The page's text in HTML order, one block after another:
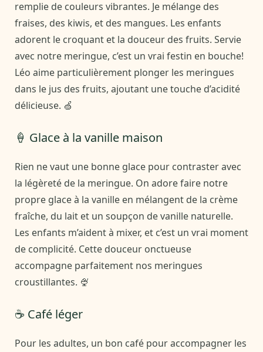
remplie de couleurs vibrantes. Je mélange des
fraises, des kiwis, et des mangues. Les enfants
adorent le croquant et la douceur des fruits. Servie
avec notre meringue, c’est un vrai festin en bouche!
Léo aime particulièrement plonger les meringues
dans le jus des fruits, ajoutant une touche d’acidité
délicieuse. 🍏
🍦 Glace à la vanille maison
Rien ne vaut une bonne glace pour contraster avec
la légèreté de la meringue. On adore faire notre
propre glace à la vanille en mélangent de la crème
fraîche, du lait et un soupçon de vanille naturelle.
Les enfants m’aident à mixer, et c’est un vrai moment
de complicité. Cette douceur onctueuse
accompagne parfaitement nos meringues
croustillantes. 🍨
☕ Café léger
Pour les adultes, un bon café pour accompagner les